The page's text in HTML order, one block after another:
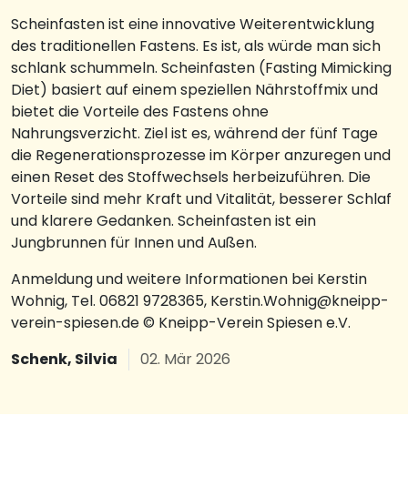
Scheinfasten ist eine innovative Weiterentwicklung
des traditionellen Fastens. Es ist, als würde man sich
schlank schummeln. Scheinfasten (Fasting Mimicking
Diet) basiert auf einem speziellen Nährstoffmix und
bietet die Vorteile des Fastens ohne
Nahrungsverzicht. Ziel ist es, während der fünf Tage
die Regenerationsprozesse im Körper anzuregen und
einen Reset des Stoffwechsels herbeizuführen. Die
Vorteile sind mehr Kraft und Vitalität, besserer Schlaf
und klarere Gedanken. Scheinfasten ist ein
Jungbrunnen für Innen und Außen.
Anmeldung und weitere Informationen bei Kerstin
Wohnig, Tel. 06821 9728365, Kerstin.Wohnig@kneipp-
verein-spiesen.de © Kneipp-Verein Spiesen e.V.
Schenk, Silvia
02. Mär 2026